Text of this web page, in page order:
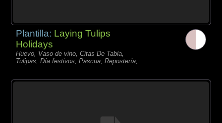
Plantilla: Laying Tulips
Holidays
Huevo, Vaso de vino, Citas De Tabla,
Tulipas, Día festivos, Pascua, Repostería,